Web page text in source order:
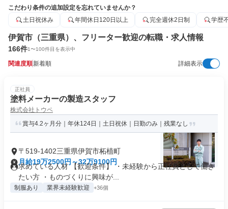
こだわり条件の追加設定を忘れていませんか？
土日祝休み
年間休日120日以上 完全週休2日制 学歴
伊賀市（三重県）、フリーター歓迎の転職・求人情報
166件1〜100件目を表示中
関連度順新着順 詳細表示
正社員
塗料メーカーの製造スタッフ
株式会社トウペ
賞与4.2ヶ月分｜年休124日｜土日祝休｜日勤のみ｜残業なし
〒519-1402三重県伊賀市柘植町
月給19万2500円～32万9100円
求めている人材 【歓迎条件】 ・未経験から正社員として働き
たい方 ・ものづくりに興味が...
制服あり 業界未経験歓迎 +36個